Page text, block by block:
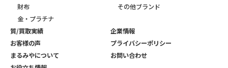
財布
金・プラチナ
その他ブランド
質/買取実績
お客様の声
まるみやについて
企業情報
プライバシーポリシー
お問い合わせ